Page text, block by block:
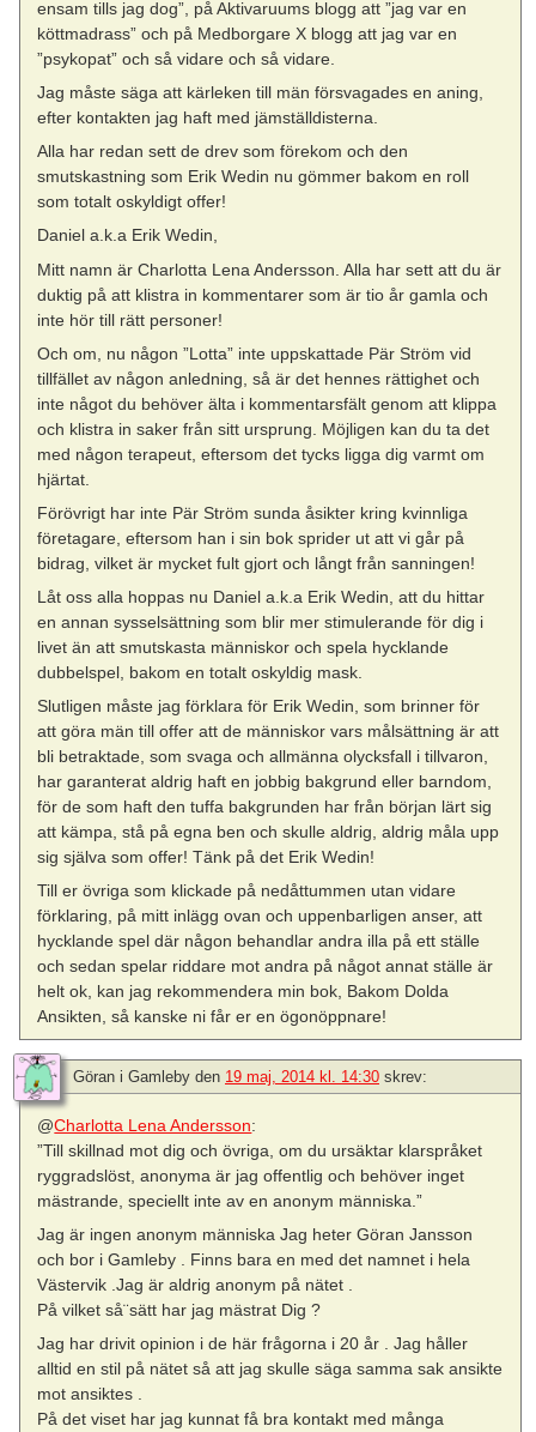
ensam tills jag dog”, på Aktivaruums blogg att ”jag var en
köttmadrass” och på Medborgare X blogg att jag var en
”psykopat” och så vidare och så vidare.
Jag måste säga att kärleken till män försvagades en aning,
efter kontakten jag haft med jämställdisterna.
Alla har redan sett de drev som förekom och den
smutskastning som Erik Wedin nu gömmer bakom en roll
som totalt oskyldigt offer!
Daniel a.k.a Erik Wedin,
Mitt namn är Charlotta Lena Andersson. Alla har sett att du är
duktig på att klistra in kommentarer som är tio år gamla och
inte hör till rätt personer!
Och om, nu någon ”Lotta” inte uppskattade Pär Ström vid
tillfället av någon anledning, så är det hennes rättighet och
inte något du behöver älta i kommentarsfält genom att klippa
och klistra in saker från sitt ursprung. Möjligen kan du ta det
med någon terapeut, eftersom det tycks ligga dig varmt om
hjärtat.
Förövrigt har inte Pär Ström sunda åsikter kring kvinnliga
företagare, eftersom han i sin bok sprider ut att vi går på
bidrag, vilket är mycket fult gjort och långt från sanningen!
Låt oss alla hoppas nu Daniel a.k.a Erik Wedin, att du hittar
en annan sysselsättning som blir mer stimulerande för dig i
livet än att smutskasta människor och spela hycklande
dubbelspel, bakom en totalt oskyldig mask.
Slutligen måste jag förklara för Erik Wedin, som brinner för
att göra män till offer att de människor vars målsättning är att
bli betraktade, som svaga och allmänna olycksfall i tillvaron,
har garanterat aldrig haft en jobbig bakgrund eller barndom,
för de som haft den tuffa bakgrunden har från början lärt sig
att kämpa, stå på egna ben och skulle aldrig, aldrig måla upp
sig själva som offer! Tänk på det Erik Wedin!
Till er övriga som klickade på nedåttummen utan vidare
förklaring, på mitt inlägg ovan och uppenbarligen anser, att
hycklande spel där någon behandlar andra illa på ett ställe
och sedan spelar riddare mot andra på något annat ställe är
helt ok, kan jag rekommendera min bok, Bakom Dolda
Ansikten, så kanske ni får er en ögonöppnare!
Göran i Gamleby den 19 maj, 2014 kl. 14:30 skrev:
@Charlotta Lena Andersson:
”Till skillnad mot dig och övriga, om du ursäktar klarspråket
ryggradslöst, anonyma är jag offentlig och behöver inget
mästrande, speciellt inte av en anonym människa.”
Jag är ingen anonym människa Jag heter Göran Jansson
och bor i Gamleby . Finns bara en med det namnet i hela
Västervik .Jag är aldrig anonym på nätet .
På vilket så¨sätt har jag mästrat Dig ?
Jag har drivit opinion i de här frågorna i 20 år . Jag håller
alltid en stil på nätet så att jag skulle säga samma sak ansikte
mot ansiktes .
På det viset har jag kunnat få bra kontakt med många